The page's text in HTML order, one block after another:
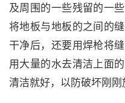
及周围的一些残留的一
将地板与地板的之间的
干净后，还要用焊枪将
用大量的水去清洁上面
清洁就好，以防破坏刚刚